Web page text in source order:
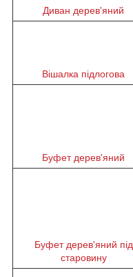
Диван дерев'яний
Вішалка підлогова
Буфет дерев'яний
Буфет дерев'яний під
старовину